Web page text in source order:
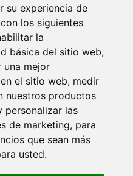
su experiencia de
los siguientes
la
básica del sitio web,
una mejor
el sitio web, medir
nuestros productos
personalizar las
de marketing, para
que sean más
usted.
del Área de
la actualización de
a través del correo: